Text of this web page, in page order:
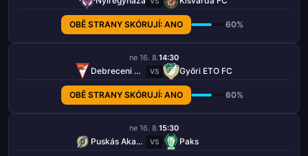
OBĚ STRANY SKÓRUJÍ: ANO 60%
ne 16. 8.14:30
Debreceni VSC VS Győri ETO FC
OBĚ STRANY SKÓRUJÍ: ANO 60%
ne 16. 8.15:30
Puskás Akadémia VS Paks